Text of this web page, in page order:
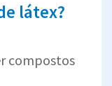
látex?
compostos